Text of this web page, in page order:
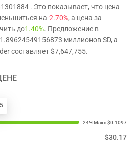
. Это показывает, что цена
на-2.70%, а цена за
до1.40%. Предложение в
миллионов SD, а
составляет $7,647,755.
$30.17